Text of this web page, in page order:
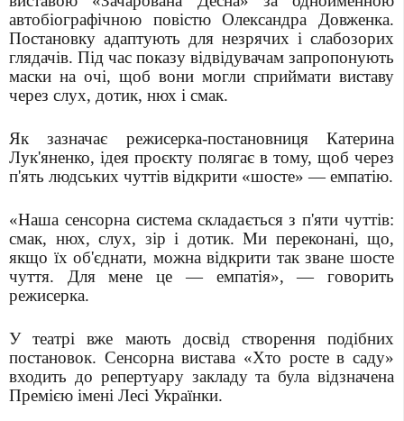
автобіографічною повістю Олександра Довженка.
Постановку адаптують для незрячих і слабозорих
глядачів. Під час показу відвідувачам запропонують
маски на очі, щоб вони могли сприймати виставу
через слух, дотик, нюх і смак.
Як зазначає режисерка-постановниця Катерина
Лук'яненко, ідея проєкту полягає в тому, щоб через
п'ять людських чуттів відкрити «шосте» — емпатію.
«Наша сенсорна система складається з п'яти чуттів:
смак, нюх, слух, зір і дотик. Ми переконані, що,
якщо їх об'єднати, можна відкрити так зване шосте
чуття. Для мене це — емпатія», — говорить
режисерка.
У театрі вже мають досвід створення подібних
постановок. Сенсорна вистава «Хто росте в саду»
входить до репертуару закладу та була відзначена
Премією імені Лесі Українки.